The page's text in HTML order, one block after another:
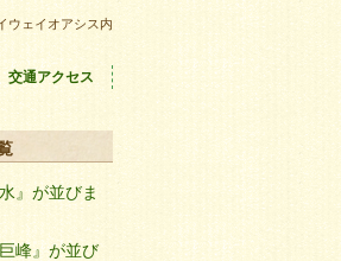
ウェイオアシス内
交通アクセス
』が並びま
峰』が並び